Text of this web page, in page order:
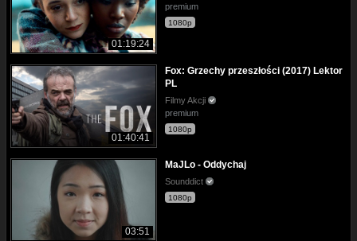
01:19:24
premium
1080p
01:40:41
Fox: Grzechy przeszłości (2017) Lektor
PL
Filmy Akcji
premium
1080p
03:51
MaJLo - Oddychaj
Sounddict
1080p